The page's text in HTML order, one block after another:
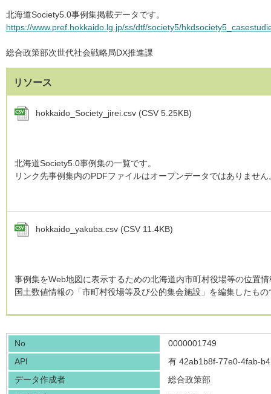
北海道Society5.0事例集掲載データです。
https://www.pref.hokkaido.lg.jp/ss/dtf/society5/
総合政策部次世代社会戦略局DX推進課
リソース
hokkaido_Society_jirei.csv (CSV 5.25KB)
北海道Society5.0事例集の一覧です。
リンク先事例集内のPDFファイルはオープンデータではありません
hokkaido_yakuba.csv (CSV 11.4KB)
事例集をWeb地図に表示するための北海道内市町村役場等の位置
国土数値情報の「市町村役場等及び公的集会施設」を編集したもの
No
0000001749
API
有 42ab1b8f-77e0-4fab-
データ作成者
総合政策部